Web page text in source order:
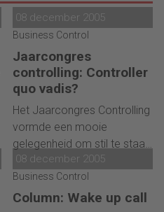
08 december 2005
Business Control
Jaarcongres
controlling: Controller
quo vadis?
Het Jaarcongres Controlling
vormde een mooie
gelegenheid om stil te staan
bij de ontwikkelingen in de
controllerfunctie. Duidelijk
bleek dat de eisen die aan
08 december 2005
Business Control
Column: Wake up call